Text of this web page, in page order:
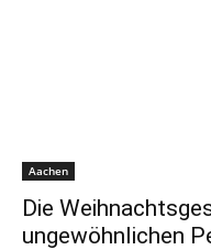
Aachen
Die
ungewöhnlichen